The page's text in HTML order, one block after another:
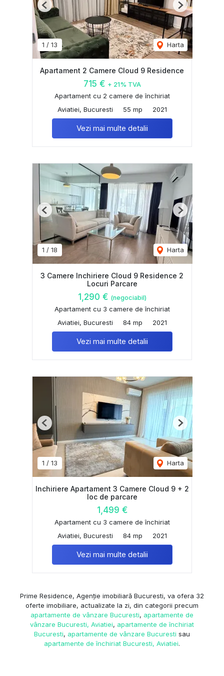
1 / 13 Harta
Previous Next
Apartament 2 Camere Cloud 9 Residence
715 € + 21% TVA
Apartament cu 2 camere de închiriat
Aviatiei, Bucuresti
55 mp 2021
Vezi mai multe detalii
1 / 18 Harta
Previous Next
3 Camere Inchiriere Cloud 9 Residence 2
Locuri Parcare
1,290 € (negociabil)
Apartament cu 3 camere de închiriat
Aviatiei, Bucuresti
84 mp 2021
Vezi mai multe detalii
1 / 13 Harta
Previous Next
Inchiriere Apartament 3 Camere Cloud 9 + 2
loc de parcare
1,499 €
Apartament cu 3 camere de închiriat
Aviatiei, Bucuresti
84 mp 2021
Vezi mai multe detalii
Prime Residence, Agenție imobiliară Bucuresti, va ofera 32
oferte imobiliare, actualizate la zi, din categorii precum
apartamente de vânzare Bucuresti, apartamente de
vânzare Bucuresti, Aviatiei, apartamente de închiriat
Bucuresti, apartamente de vânzare Bucuresti sau
apartamente de închiriat Bucuresti, Aviatiei.